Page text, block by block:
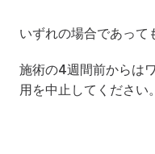
いずれの場合であって
施術の4週間前からは
用を中止してください。